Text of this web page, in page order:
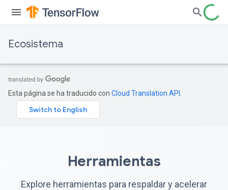
Ecosistema
Esta página se ha traducido con Cloud Translation API
Herramientas
Explore herramientas para respaldar y acelerar